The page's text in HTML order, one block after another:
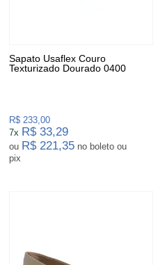
Sapato Usaflex Couro
Texturizado Dourado 0400
R$ 233,00
7x R$ 33,29
ou R$ 221,35 no boleto ou
pix